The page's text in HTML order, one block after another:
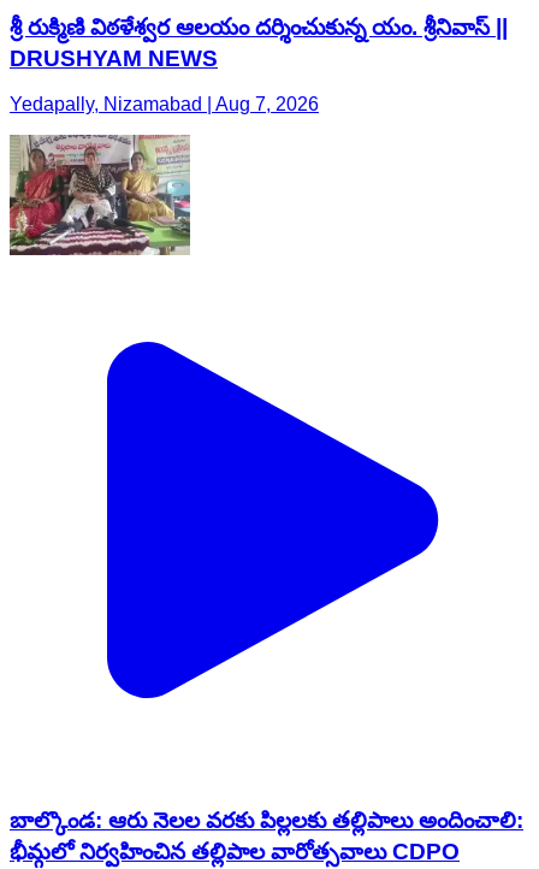
శ్రీ రుక్మిణి విఠళేశ్వర ఆలయం దర్శించుకున్న యం. శ్రీనివాస్ ||
DRUSHYAM NEWS
Yedapally, Nizamabad | Aug 7, 2026
బాల్కొండ: ఆరు నెలల వరకు పిల్లలకు తల్లిపాలు అందించాలి:
భీమ్గలో నిర్వహించిన తల్లిపాల వారోత్సవాలు CDPO